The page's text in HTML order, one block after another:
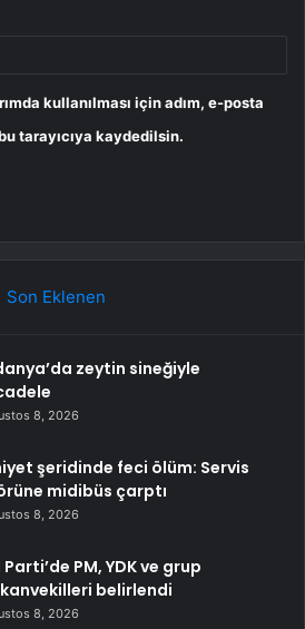
kullanılması için adım, e-posta
tarayıcıya kaydedilsin.
Son Eklenen
zeytin sineğiyle
8, 2026
şeridinde feci ölüm: Servis
midibüs çarptı
8, 2026
Parti’de PM, YDK ve grup
belirlendi
8, 2026